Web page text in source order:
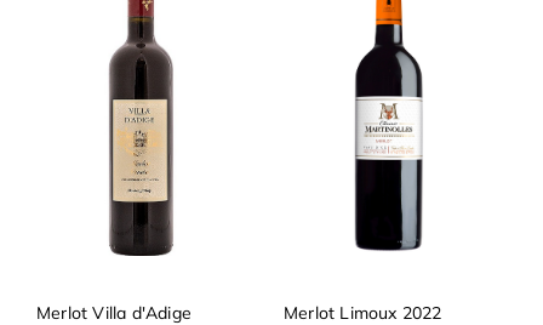
Merlot Villa d'Adige Merlot Limoux 2022